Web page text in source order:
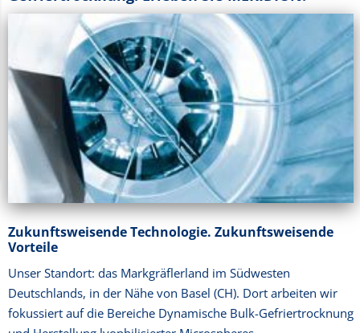
Zukunftsweisende Technologie. Zukunftsweisende
Vorteile
Unser Standort: das Markgräflerland im Südwesten
Deutschlands, in der Nähe von Basel (CH). Dort arbeiten wir
fokussiert auf die Bereiche Dynamische Bulk-Gefriertrocknung